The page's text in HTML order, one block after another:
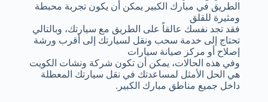
الطريق في مبارك الكبير يمكن أن يكون تجربة محبطة
ومثيرة للقلق
فقد تجد نفسك عالقاً على الطريق مع سيارتك، وبالتالي
تحتاج إلى خدمة سحب ونقل لسيارتك إلى أقرب ورشة
إصلاح أو مركز صيانة سيارات
وفي هذه الحالات، يمكن أن تكون شركة ونشات الكويت
هي الحل الأمثل لمساعدتك في نقل سيارتك المعطلة
داخل جميع مناطق مبارك الكبير.